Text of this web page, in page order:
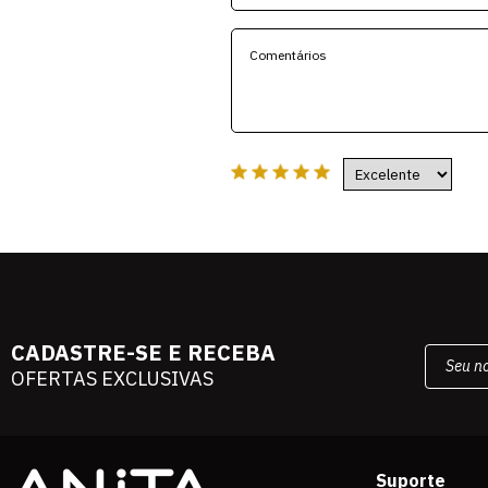
CADASTRE-SE E RECEBA
OFERTAS EXCLUSIVAS
Suporte